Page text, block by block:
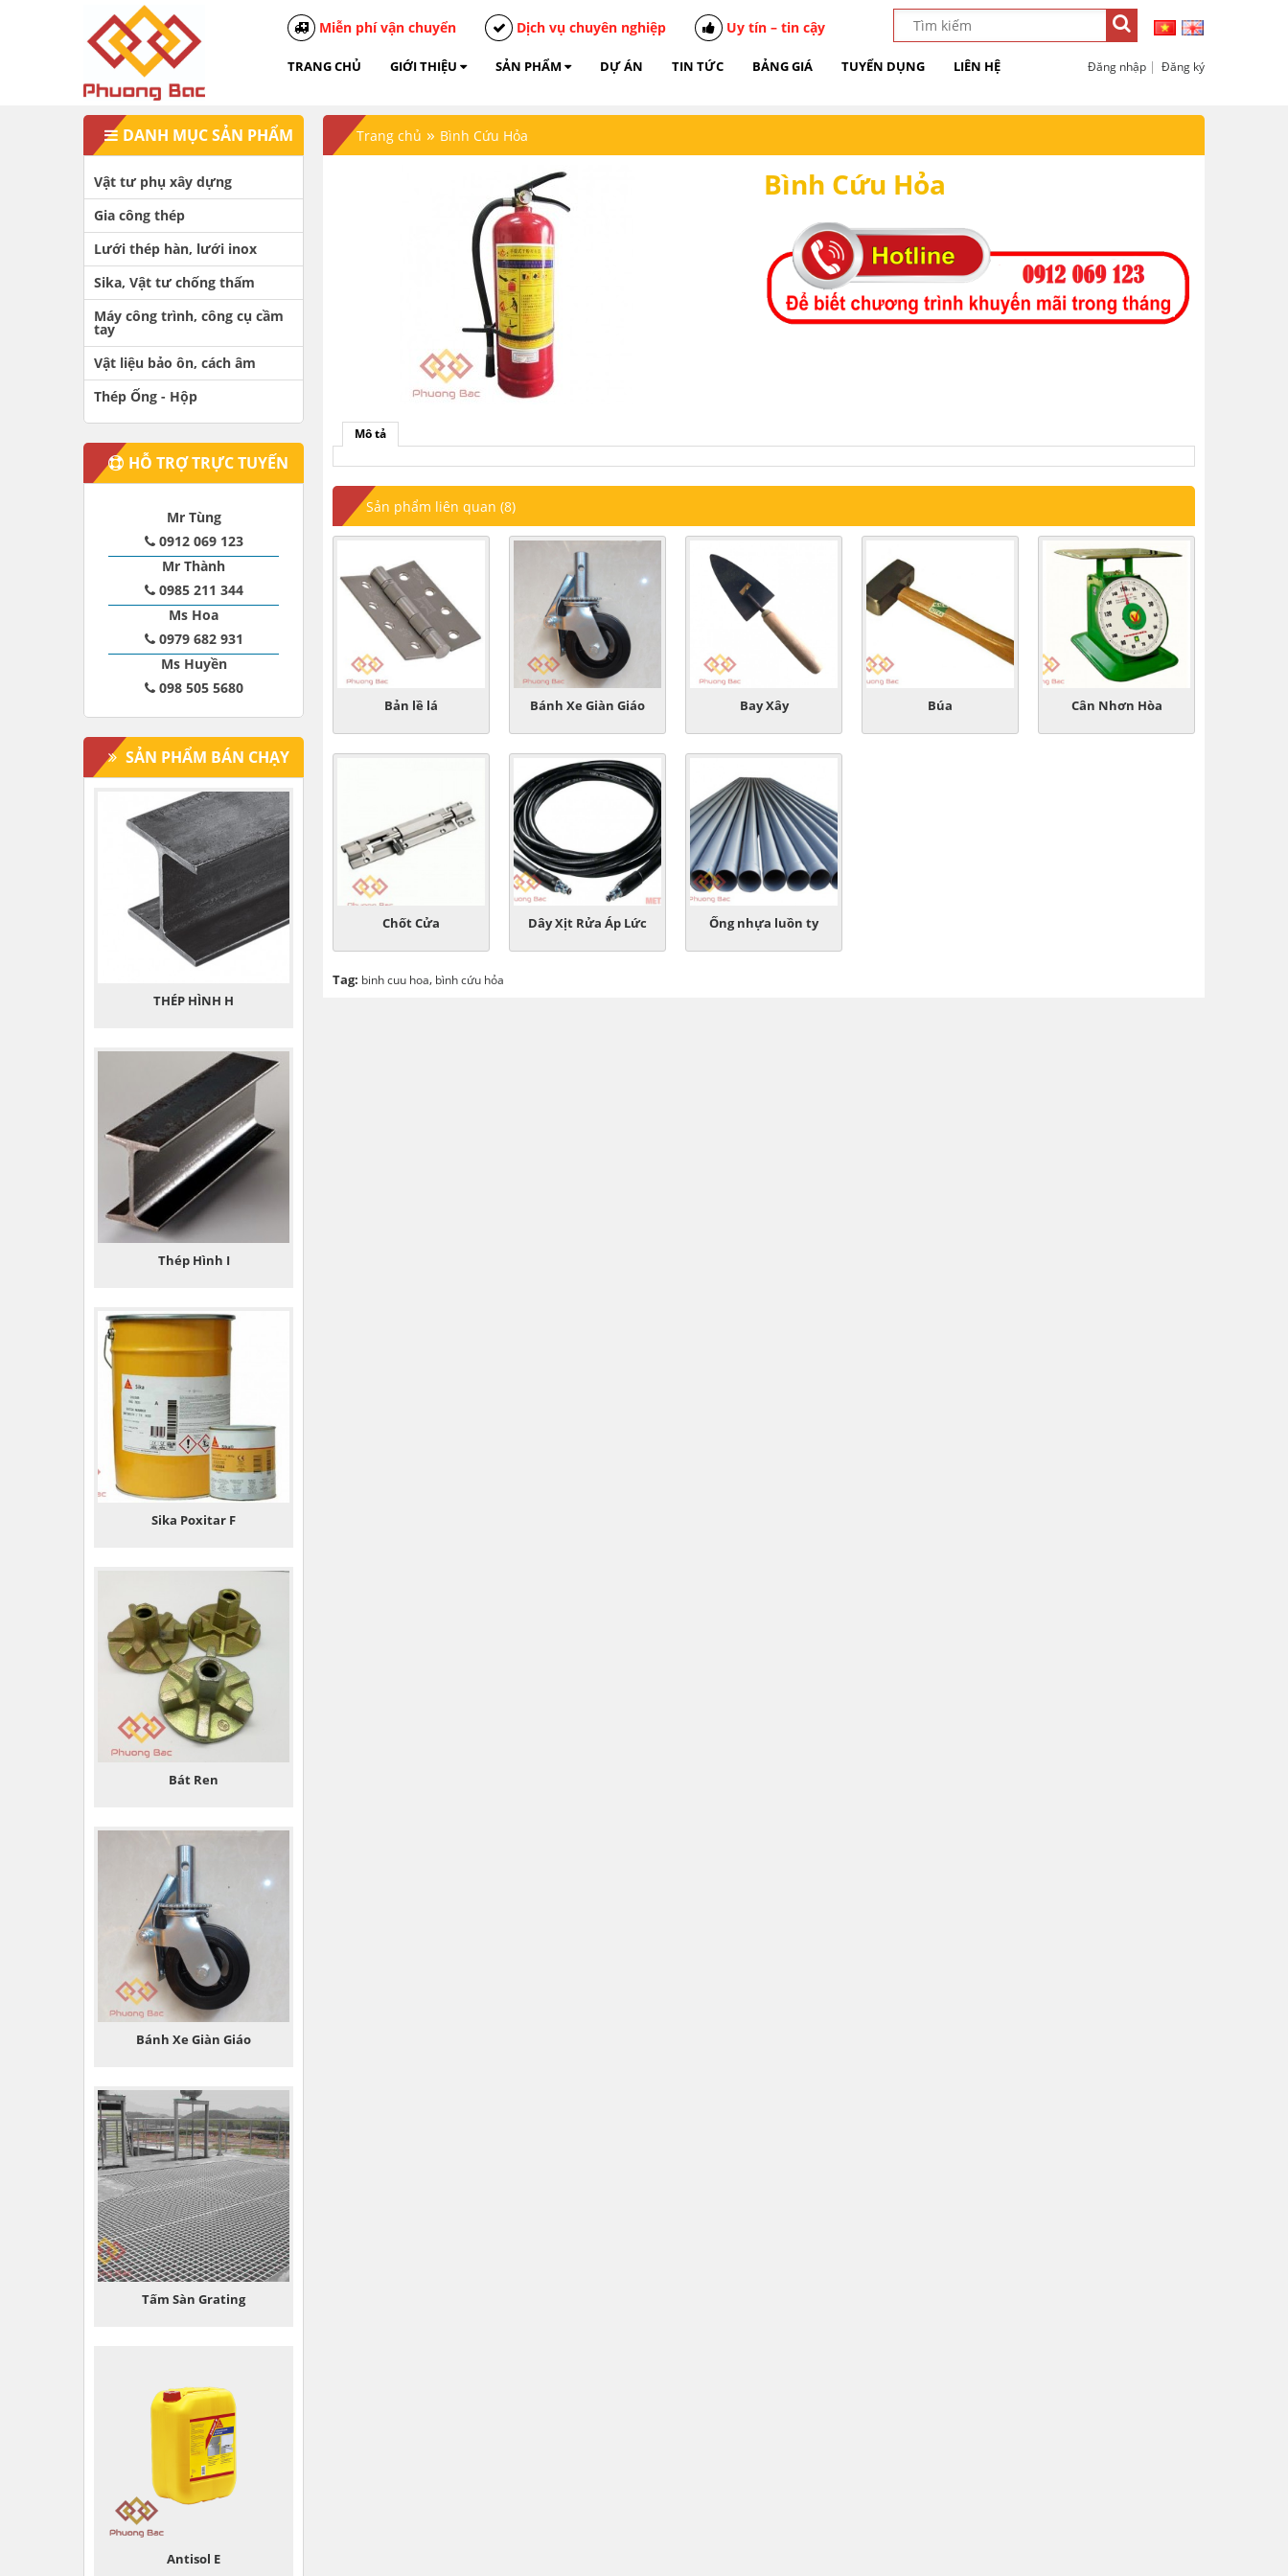
Miễn phí vận chuyển Dịch vụ chuyên nghiệp Uy tín – tin cậy
TRANG CHỦ GIỚI THIỆU SẢN PHẨM DỰ ÁN TIN TỨC BẢNG GIÁ TUYỂN DỤNG LIÊN HỆ Đăng nhập| Đăng ký
DANH MỤC SẢN PHẨM
Vật tư phụ xây dựng
Gia công thép
Lưới thép hàn, lưới inox
Sika, Vật tư chống thấm
Máy công trình, công cụ cầm
tay
Vật liệu bảo ôn, cách âm
Thép Ống - Hộp
HỖ TRỢ TRỰC TUYẾN
Mr Tùng
0912 069 123
Mr Thành
0985 211 344
Ms Hoa
0979 682 931
Ms Huyền
098 505 5680
SẢN PHẨM BÁN CHẠY
THÉP HÌNH H
Thép Hình I
Sika Poxitar F
Bát Ren
Bánh Xe Giàn Giáo
Tấm Sàn Grating
Antisol E
Trang chủ » Bình Cứu Hỏa
Bình Cứu Hỏa
Mô tả
Sản phẩm liên quan (8)
Bản lề lá Bánh Xe Giàn Giáo Bay Xây Búa Cân Nhơn Hòa
Chốt Cửa Dây Xịt Rửa Áp Lức Ống nhựa luồn ty
Tag: binh cuu hoa, bình cứu hỏa